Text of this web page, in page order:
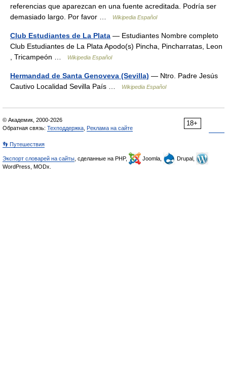
referencias que aparezcan en una fuente acreditada. Podría ser
demasiado largo. Por favor …
Wikipedia Español
Club Estudiantes de La Plata — Estudiantes Nombre completo
Club Estudiantes de La Plata Apodo(s) Pincha, Pincharratas, Leon
, Tricampeón …
Wikipedia Español
Hermandad de Santa Genoveva (Sevilla) — Ntro. Padre Jesús
Cautivo Localidad Sevilla País …
Wikipedia Español
18+
© Академик, 2000-2026
Обратная связь: Техподдержка Реклама на сайте
👣 Путешествия
Экспорт словарей на сайты , сделанные на PHP, Joomla,
Drupal,
WordPress, MODx.